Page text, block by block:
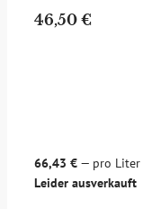
46,50 €
66,43 € — pro Liter
Leider ausverkauft